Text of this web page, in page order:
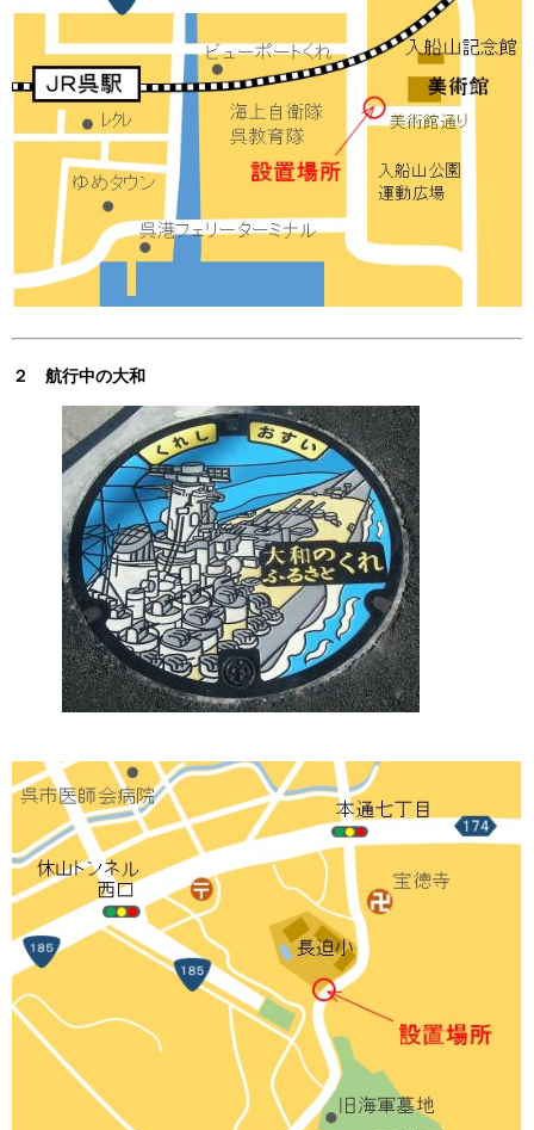
２ 航行中の大和